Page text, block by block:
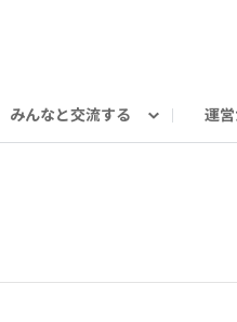
みんなと交流する 運